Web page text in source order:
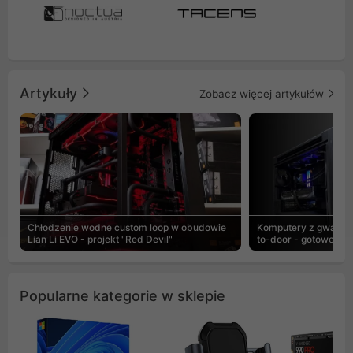
Artykuły Zobacz więcej artykułów
Chłodzenie wodne custom loop w obudowie
Lian Li EVO - projekt "Red Devil"
Komputery z
to-door - gotowe
Popularne kategorie w sklepie